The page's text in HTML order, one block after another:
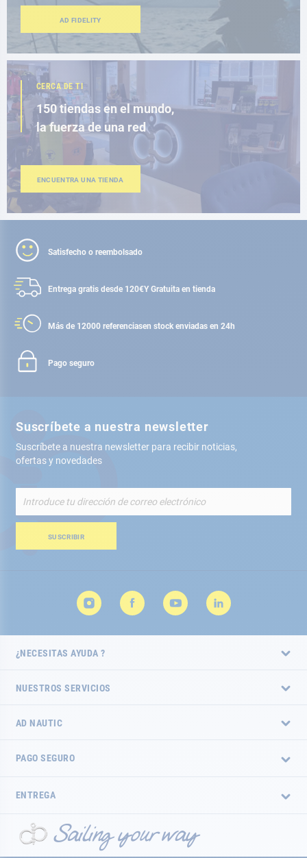
AD FIDELITY
CERCA DE TI
150 tiendas en el mundo,
la fuerza de una red
ENCUENTRA UNA TIENDA
Satisfecho o reembolsado
Entrega gratis desde 120€Y Gratuita en tienda
Más de 12000 referenciasen stock enviadas en 24h
Pago seguro
Suscríbete a nuestra newsletter
Suscríbete a nuestra newsletter para recibir noticias,
ofertas y novedades
nuestro
de
SUSCRIBIR
¿NECESITAS AYUDA ?
NUESTROS SERVICIOS
AD NAUTIC
PAGO SEGURO
ENTREGA